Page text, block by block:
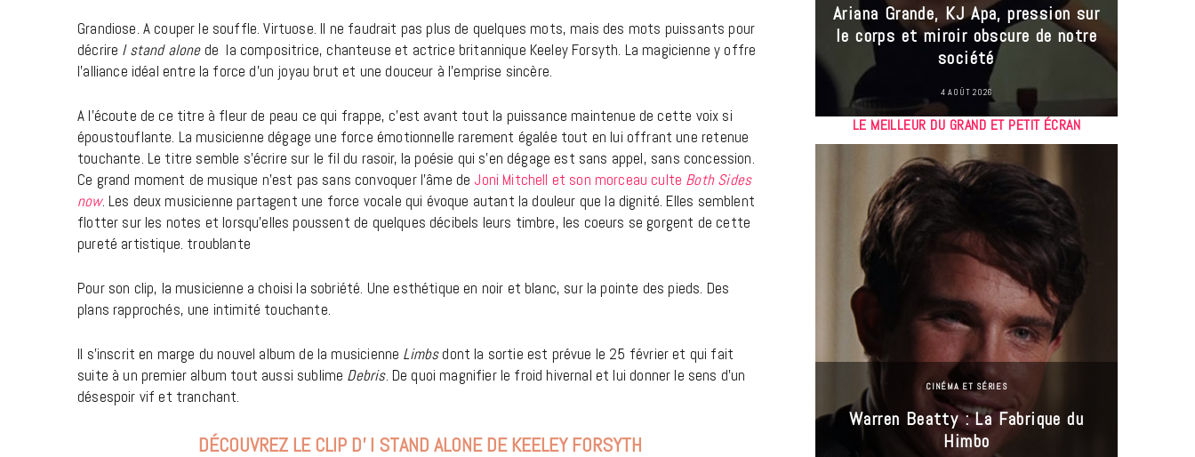
Grandiose. A couper le souffle. Virtuose. Il ne faudrait pas plus de quelques mots, mais des mots puissants pour
décrire I stand alonede la compositrice, chanteuse et actrice britannique Keeley Forsyth. La magicienne y offre
l’alliance idéal entre la force d’un joyau brut et une douceur à l’emprise sincère.
A l’écoute de ce titre à fleur de peau ce qui frappe, c’est avant tout la puissance maintenue de cette voix si
époustouflante. La musicienne dégage une force émotionnelle rarement égalée tout en lui offrant une retenue
touchante. Le titre semble s’écrire sur le fil du rasoir, la poésie qui s’en dégage est sans appel, sans concession.
Ce grand moment de musique n’est pas sans convoquer l’âme de Joni Mitchell et son morceau culte Both Sides
now. Les deux musicienne partagent une force vocale qui évoque autant la douleur que la dignité. Elles semblent
flotter sur les notes et lorsqu’elles poussent de quelques décibels leurs timbre, les coeurs se gorgent de cette
pureté artistique. troublante
Pour son clip, la musicienne a choisi la sobriété. Une esthétique en noir et blanc, sur la pointe des pieds. Des
plans rapprochés, une intimité touchante.
Il s’inscrit en marge du nouvel album de la musicienne Limbsdont la sortie est prévue le 25 février et qui fait
suite à un premier album tout aussi sublime Debris. De quoi magnifier le froid hivernal et lui donner le sens d’un
désespoir vif et tranchant.
DÉCOUVREZ LE CLIP D’ I STAND ALONE DE KEELEY FORSYTH
Cage The Elephant, l’ivoire du rock
dévoile « Beaches In Tennessee »
Ariana Grande, KJ Apa, pression sur
le corps et miroir obscure de notre
société
4 AOÛT 2026
LE MEILLEUR DU GRAND ET PETIT ÉCRAN
de Steven Spielberg
CINÉMA ET SÉRIES
Warren Beatty : La Fabrique du
Himbo